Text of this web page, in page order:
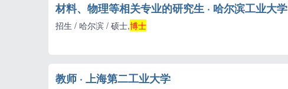
材料、物理等相关专业的研究生 · 哈尔滨工业大学
招生 / 哈尔滨 / 硕士,博士
教师 · 上海第二工业大学